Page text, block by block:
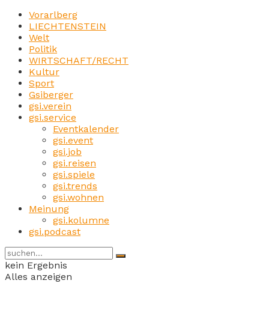
Vorarlberg
LIECHTENSTEIN
Welt
Politik
WIRTSCHAFT/RECHT
Kultur
Sport
Gsiberger
gsi.verein
gsi.service
Eventkalender
gsi.event
gsi.job
gsi.reisen
gsi.spiele
gsi.trends
gsi.wohnen
Meinung
gsi.kolumne
gsi.podcast
kein Ergebnis
Alles anzeigen